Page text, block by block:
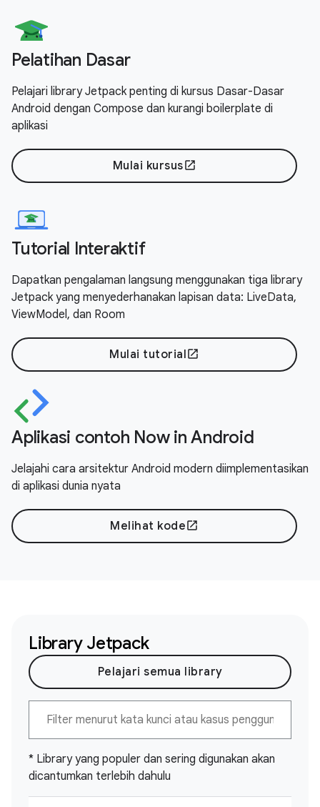
Pelatihan Dasar
Pelajari library Jetpack penting di kursus Dasar-Dasar
Android dengan Compose dan kurangi boilerplate di
aplikasi
Mulai kursus open_in_new
Tutorial Interaktif
Dapatkan pengalaman langsung menggunakan tiga library
Jetpack yang menyederhanakan lapisan data: LiveData,
ViewModel, dan Room
Mulai tutorial open_in_new
Aplikasi contoh Now in Android
Jelajahi cara arsitektur Android modern diimplementasikan
di aplikasi dunia nyata
Melihat kode open_in_new
Library Jetpack
Pelajari semua library
* Library yang populer dan sering digunakan akan
dicantumkan terlebih dahulu